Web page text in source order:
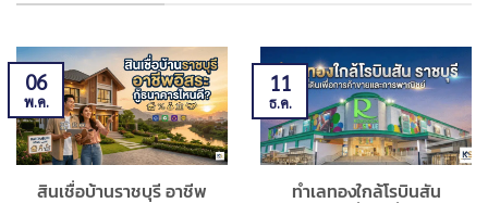
สินเชื่อบ้านราชบุรี อาชีพ
06
พ.ค.
ทำเลทองใกล้โรบินสัน
11
ธ.ค.